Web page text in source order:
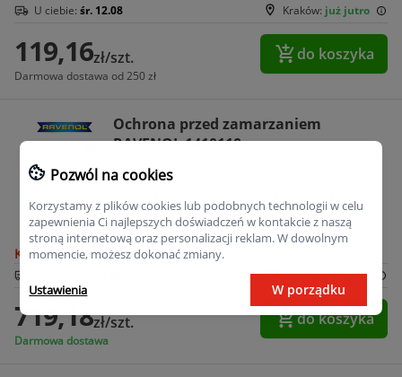
Kraków: już jutro
U ciebie: śr. 12.08
119,16zł/szt.
Darmowa dostawa od 250 zł
do koszyka
Ochrona przed zamarzaniem
RAVENOL 1410110
Cecha chemiczna:
Kup na raty
Kraków:już jutro
719,18zł/szt.
Darmowa dostawa
do koszyka
Pozwól na cookies
Korzystamy z plików cookies lub podobnych technologii w celu
zapewnienia Ci najlepszych doświadczeń w kontakcie z naszą
stroną internetową oraz personalizacji reklam. W dowolnym
momencie, możesz dokonać zmiany.
Ustawienia W porządku